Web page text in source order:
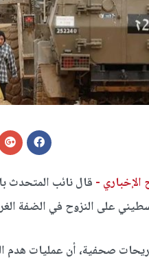
الإخباري - قال نائب المتحدث
صحفية، أن عمليات هدم